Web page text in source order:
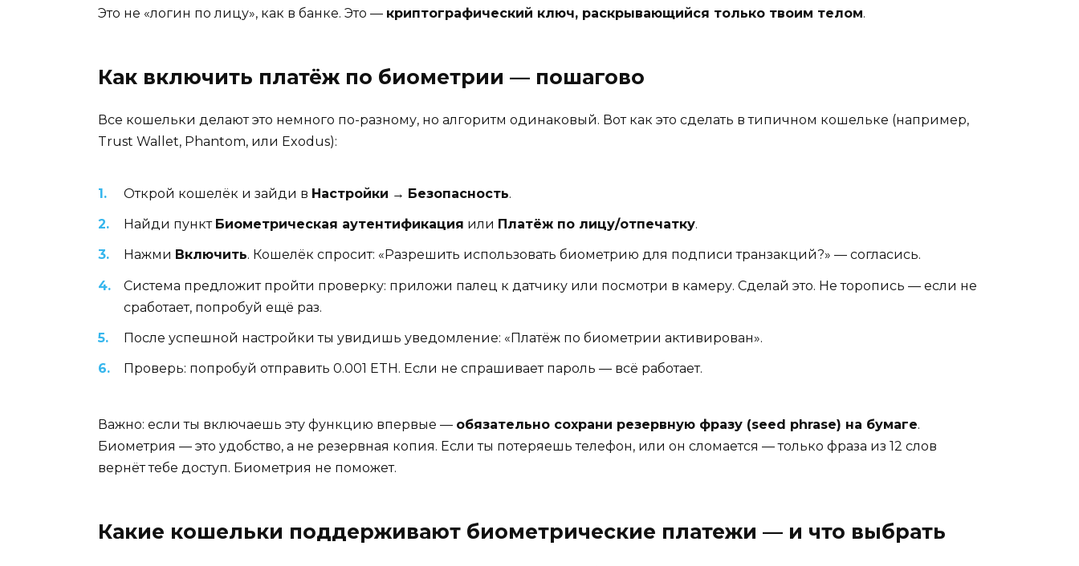
Это не «логин по лицу», как в банке. Это — криптографический ключ, раскрывающийся только твоим телом.
Как включить платёж по биометрии — пошагово
Все кошельки делают это немного по-разному, но алгоритм одинаковый. Вот как это сделать в типичном кошельке (например,
Trust Wallet, Phantom, или Exodus):
Открой кошелёк и зайди в Настройки → Безопасность.
Найди пункт Биометрическая аутентификация или Платёж по лицу/отпечатку.
Нажми Включить. Кошелёк спросит: «Разрешить использовать биометрию для подписи транзакций?» — согласись.
Система предложит пройти проверку: приложи палец к датчику или посмотри в камеру. Сделай это. Не торопись — если не
сработает, попробуй ещё раз.
После успешной настройки ты увидишь уведомление: «Платёж по биометрии активирован».
Проверь: попробуй отправить 0.001 ETH. Если не спрашивает пароль — всё работает.
Важно: если ты включаешь эту функцию впервые — обязательно сохрани резервную фразу (seed phrase) на бумаге.
Биометрия — это удобство, а не резервная копия. Если ты потеряешь телефон, или он сломается — только фраза из 12 слов
вернёт тебе доступ. Биометрия не поможет.
Какие кошельки поддерживают биометрические платежи — и что выбрать